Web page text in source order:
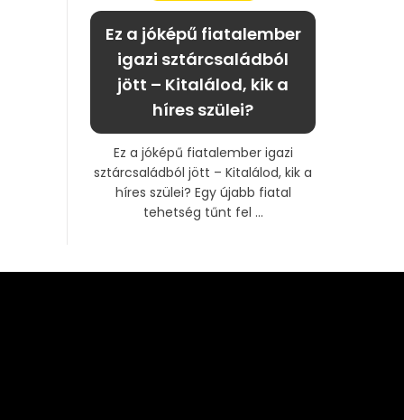
Ez a jóképű fiatalember
igazi sztárcsaládból
jött – Kitalálod, kik a
híres szülei?
Ez a jóképű fiatalember igazi
sztárcsaládból jött – Kitalálod, kik a
híres szülei? Egy újabb fiatal
tehetség tűnt fel ...